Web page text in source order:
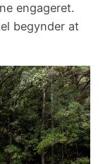
engageret.
begynder at